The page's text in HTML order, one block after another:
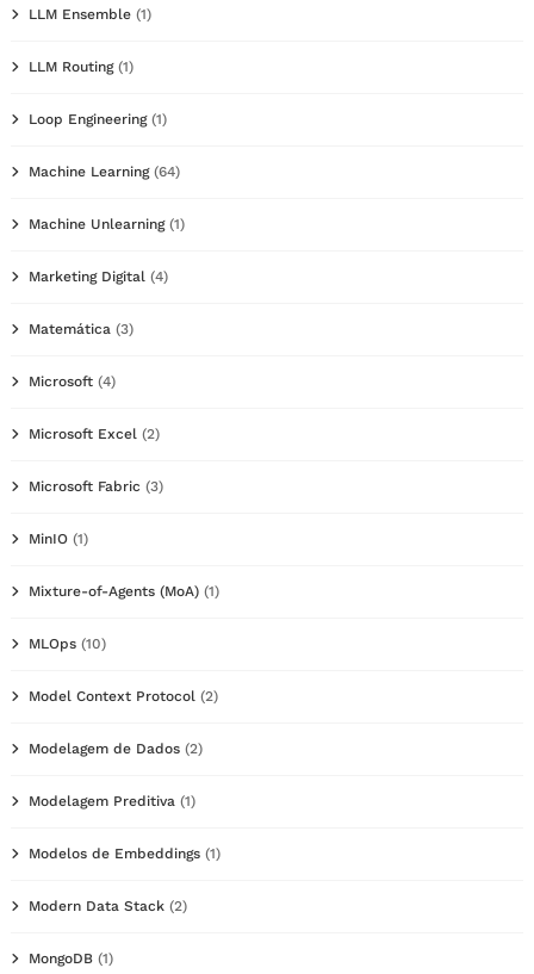
LLM Ensemble (1)
LLM Routing(1)
Loop Engineering(1)
Machine Learning(64)
Machine Unlearning(1)
Marketing Digital (4)
Matemática (3)
Microsoft (4)
Microsoft Excel (2)
Microsoft Fabric (3)
MinIO (1)
Mixture-of-Agents (MoA) (1)
MLOps (10)
Model Context Protocol (2)
Modelagem de Dados (2)
Modelagem Preditiva (1)
Modelos de Embeddings (1)
Modern Data Stack (2)
MongoDB (1)